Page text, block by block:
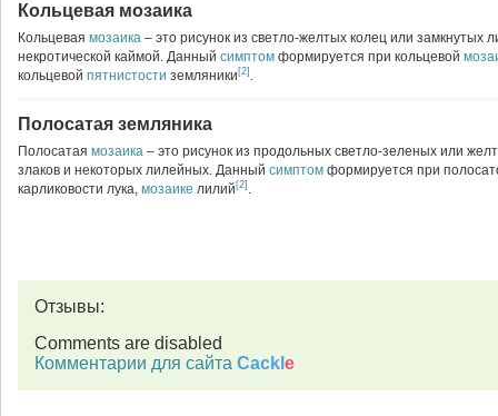
Кольцевая мозаика
Кольцевая мозаика – это рисунок из светло-желтых колец или замкнутых
некротической каймой. Данный симптом формируется при кольцевой
кольцевой пятнистости земляники [2] .
Полосатая земляника
Полосатая мозаика – это рисунок из продольных светло-зеленых или
злаков и некоторых лилейных. Данный симптом формируется при
карликовости лука, мозаике лилий [2] .
Отзывы:
Comments are disabled
Комментарии для сайта Cackl e